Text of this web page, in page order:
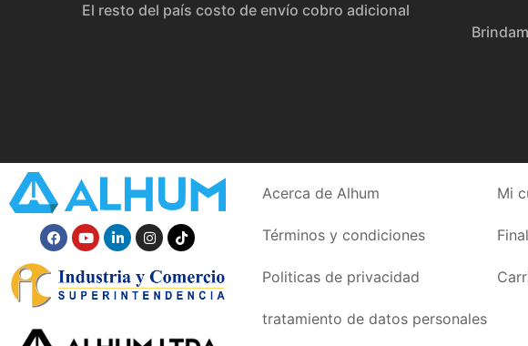
El resto del país costo de envío cobro adicional
Acerca de Alhum
Términos y condiciones
Politicas de privacidad
tratamiento de datos personales
Mi